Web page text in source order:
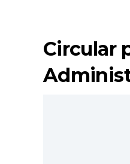
Circular